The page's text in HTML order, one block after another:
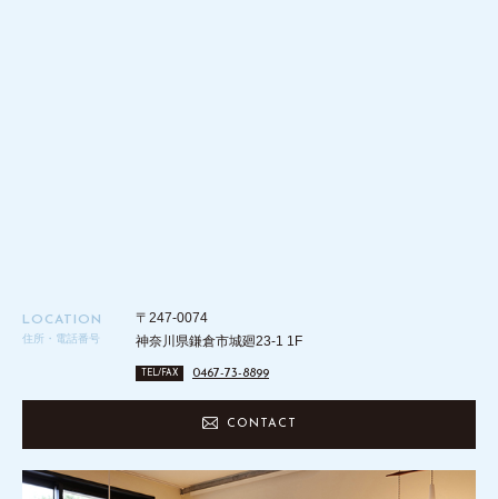
LOCATION
住所・電話番号
〒247-0074
神奈川県鎌倉市城廻23-1 1F
TEL/FAX 0467-73-8899
CONTACT